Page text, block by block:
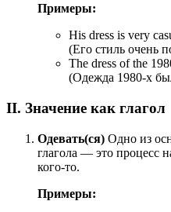
Примеры:
His dress is very
(Его стиль очень
The dress of the
(Одежда 1980-х
II. Значение как глагол
Одевать(ся) Одно из
глагола — это процесс
кого-то.
Примеры: